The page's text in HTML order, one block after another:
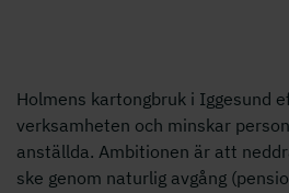
Holmens kartongbruk i Iggesund
verksamheten och minskar
anställda. Ambitionen är att
ske genom naturlig avgång